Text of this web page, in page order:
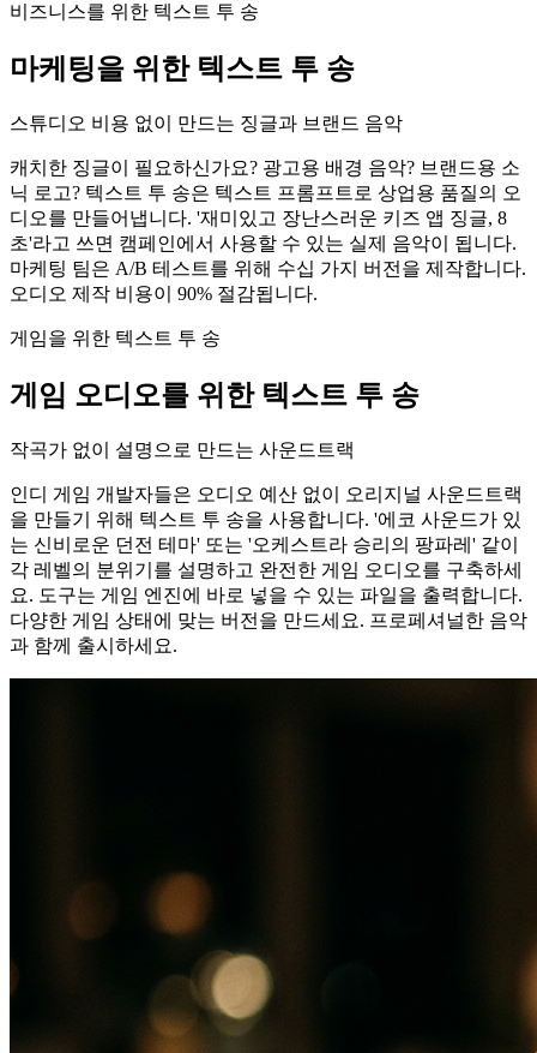
비즈니스를 위한 텍스트 투 송
마케팅을 위한 텍스트 투 송
스튜디오 비용 없이 만드는 징글과 브랜드 음악
캐치한 징글이 필요하신가요? 광고용 배경 음악? 브랜드용 소
닉 로고? 텍스트 투 송은 텍스트 프롬프트로 상업용 품질의 오
디오를 만들어냅니다. '재미있고 장난스러운 키즈 앱 징글, 8
초'라고 쓰면 캠페인에서 사용할 수 있는 실제 음악이 됩니다.
마케팅 팀은 A/B 테스트를 위해 수십 가지 버전을 제작합니다.
오디오 제작 비용이 90% 절감됩니다.
게임을 위한 텍스트 투 송
게임 오디오를 위한 텍스트 투 송
작곡가 없이 설명으로 만드는 사운드트랙
인디 게임 개발자들은 오디오 예산 없이 오리지널 사운드트랙
을 만들기 위해 텍스트 투 송을 사용합니다. '에코 사운드가 있
는 신비로운 던전 테마' 또는 '오케스트라 승리의 팡파레' 같이
각 레벨의 분위기를 설명하고 완전한 게임 오디오를 구축하세
요. 도구는 게임 엔진에 바로 넣을 수 있는 파일을 출력합니다.
다양한 게임 상태에 맞는 버전을 만드세요. 프로페셔널한 음악
과 함께 출시하세요.